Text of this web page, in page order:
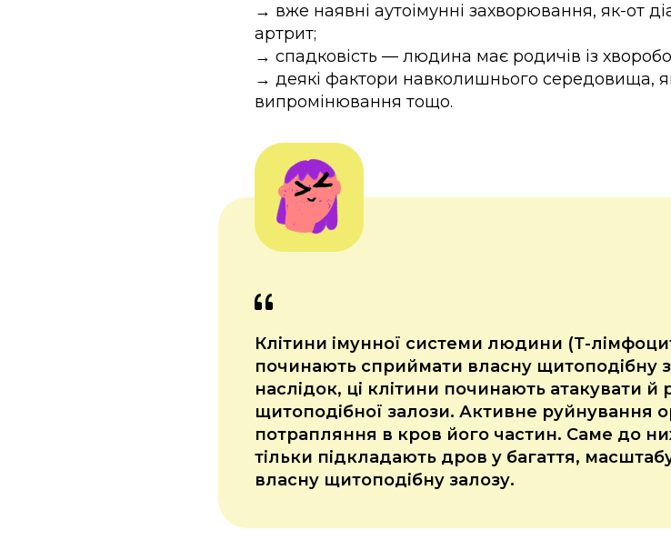
→ вже наявні аутоімунні захворювання, як-от
артрит;
→ спадковість — людина має родичів із
→ деякі фактори навколишнього середовища,
випромінювання тощо.
Клітини імунної системи людини (Т-
починають сприймати власну щитоподібну
наслідок, ці клітини починають атакувати й
щитоподібної залози. Активне руйнування
потрапляння в кров його частин. Саме до
тільки підкладають дров у багаття,
власну щитоподібну залозу.